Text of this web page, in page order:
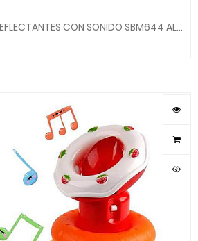
BOLAS SENSORIALES REFLECTANTES CON SONIDO SBM644 ALEGRIA SMC